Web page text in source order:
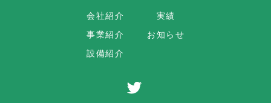
会社紹介
事業紹介
設備紹介
実績
お知らせ